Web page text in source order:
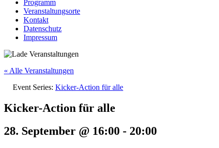
Programm
Veranstaltungsorte
Kontakt
Datenschutz
Impressum
« Alle Veranstaltungen
Event Series: Kicker-Action für alle
Kicker-Action für alle
28. September @ 16:00 - 20:00